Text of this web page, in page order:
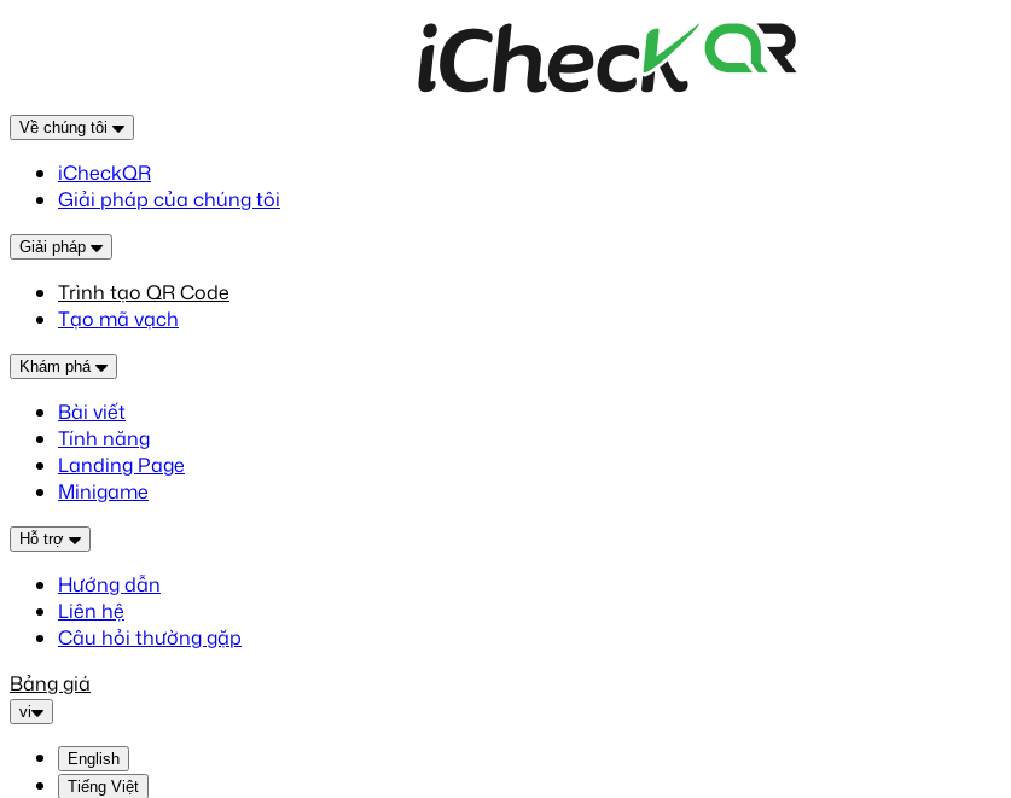
Về chúng tôi
iCheckQR
Giải pháp của chúng tôi
Giải pháp
Trình tạo QR Code
Tạo mã vạch
Khám phá
Bài viết
Tính năng
Landing Page
Minigame
Hỗ trợ
Hướng dẫn
Liên hệ
Câu hỏi thường gặp
Bảng giá
vi
English
Tiếng Việt